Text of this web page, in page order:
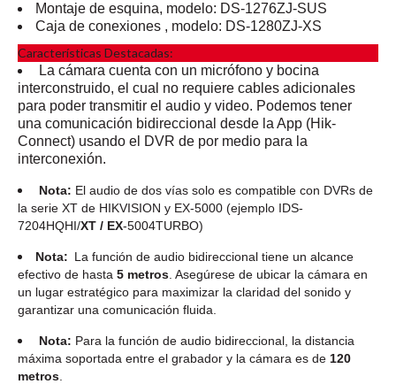
Montaje de esquina, modelo: DS-1276ZJ-SUS
Caja de conexiones , modelo: DS-1280ZJ-XS
Características Destacadas:
La cámara cuenta con un micrófono y bocina
interconstruido, el cual no requiere cables adicionales
para poder transmitir el audio y video. Podemos tener
una comunicación bidireccional desde la App (Hik-
Connect) usando el DVR de por medio para la
interconexión.
Nota: El audio de dos vías solo es compatible con DVRs de
la serie XT de HIKVISION y EX-5000 (ejemplo IDS-
7204HQHI/XT / EX-5004TURBO)
Nota: La función de audio bidireccional tiene un alcance
efectivo de hasta 5 metros . Asegúrese de ubicar la cámara en
un lugar estratégico para maximizar la claridad del sonido y
garantizar una comunicación fluida.
Nota: Para la función de audio bidireccional, la distancia
máxima soportada entre el grabador y la cámara es de 120
metros